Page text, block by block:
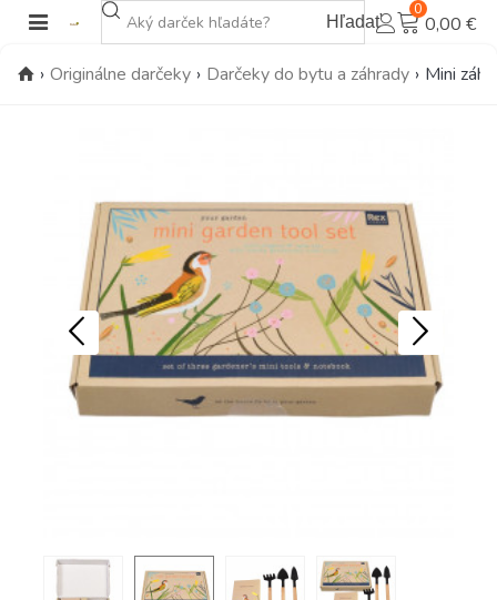
Hľadať
0
0,00 €
› Originálne darčeky › Darčeky do bytu a záhrady › Mini